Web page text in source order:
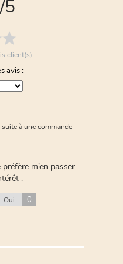
05/2020
fraises
utile ?
1
/5
client(s)
avis :
suite à une commande
m’en passer
.
Oui 0